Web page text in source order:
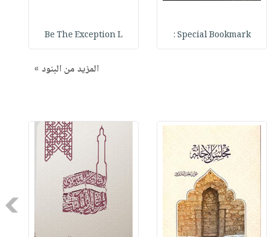
Special Bookmark :
Be The Exception L
المزيد من البنود »